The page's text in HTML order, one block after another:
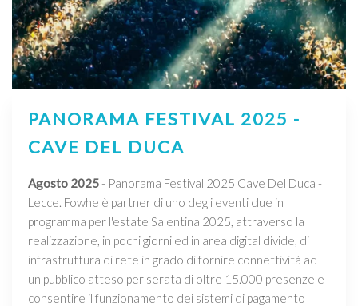
PANORAMA FESTIVAL 2025 -
CAVE DEL DUCA
Agosto 2025- Panorama Festival 2025 Cave Del Duca -
Lecce. Fowhe è partner di uno degli eventi clue in
programma per l'estate Salentina 2025, attraverso la
realizzazione, in pochi giorni ed in area digital divide, di
infrastruttura di rete in grado di fornire connettività ad
un pubblico atteso per serata di oltre 15.000 presenze e
consentire il funzionamento dei sistemi di pagamento